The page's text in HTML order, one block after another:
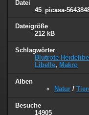
Datei
45_picasa-
Dateigröße
212 kB
Schlagwörter
Blutrote
Libelle, Makro
Alben
Natur /
Besuche
14905